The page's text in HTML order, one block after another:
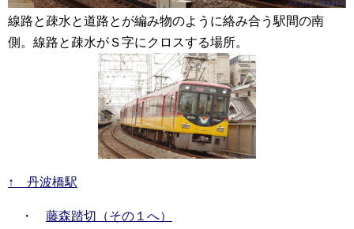
線路と疎水と道路とが編み物のように絡み合う駅間の南
側。線路と疎水がＳ字にクロスする場所。
↑ 丹波橋駅
・ 藤森踏切（その１へ）